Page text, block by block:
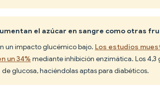
el azúcar en sangre como otras
un impacto glucémico bajo. Los estudios
un 34% mediante inhibición enzimática. Los 4,3
glucosa, haciéndolas aptas para diabéticos.